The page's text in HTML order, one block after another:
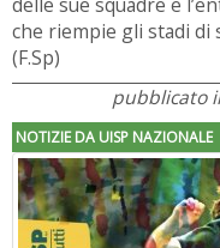
delle sue squadre e
che riempie gli stadi di
(F.Sp)
pubblicato
NOTIZIE DA UISP NAZIONALE